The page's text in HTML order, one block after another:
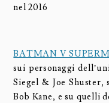
nel 2016
BATMAN V
sui personaggi
Siegel & Joe Shuster,
Bob Kane, e su quelli